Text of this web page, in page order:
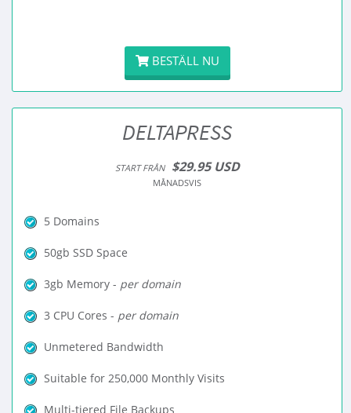
BESTÄLL NU
DELTAPRESS
START FRÅN $29.95 USD
MÅNADSVIS
5 Domains
50gb SSD Space
3gb Memory - per domain
3 CPU Cores - per domain
Unmetered Bandwidth
Suitable for 250,000 Monthly Visits
Multi-tiered File Backups